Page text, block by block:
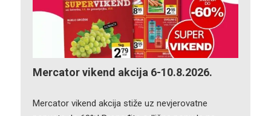
Mercator vikend akcija 6-10.8.2026.
Mercator vikend akcija stiže uz nevjerovatne